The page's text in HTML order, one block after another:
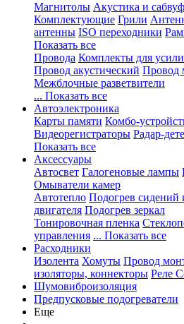
Магнитолы Акустика и
Комплектующие Грили
антенны ISO переходники
Показать все
Провода Комплекты для
Провод акустический Провод
Межблочные разветвители
... Показать все
Автоэлектроника
Карты памяти Комбо-
Видеорегистраторы Радар-
Показать все
Аксессуары
Автосвет Галогеновые лампы
Омыватели камер
Автотепло Подогрев сидений
двигателя Подогрев зеркал
Тонировочная пленка
управления ... Показать все
Расходники
Изолента Хомуты Провод
изоляторы, коннекторы Реле
Шумовиброизоляция
Предпусковые подогреватели
Еще